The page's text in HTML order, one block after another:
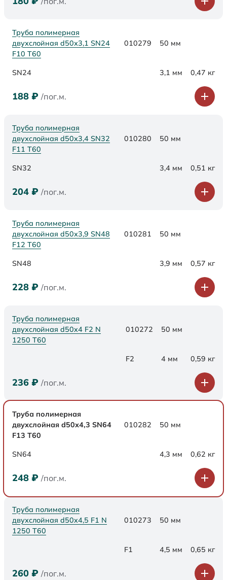
Труба полимерная
двухслойная d50х3,1 SN24
F10 Т60
010279 50 мм
SN24 3,1 мм 0,47 кг
188 ₽ /пог.м.
Труба полимерная
двухслойная d50х3,4 SN32
F11 Т60
010280 50 мм
SN32 3,4 мм 0,51 кг
204 ₽ /пог.м.
Труба полимерная
двухслойная d50х3,9 SN48
F12 Т60
010281 50 мм
SN48 3,9 мм 0,57 кг
228 ₽ /пог.м.
Труба полимерная
двухслойная d50x4 F2 N
1250 Т60
010272 50 мм
F2 4 мм 0,59 кг
236 ₽ /пог.м.
Труба полимерная
двухслойная d50х4,3 SN64
F13 Т60
010282 50 мм
SN64 4,3 мм 0,62 кг
248 ₽ /пог.м.
Труба полимерная
двухслойная d50x4,5 F1 N
1250 Т60
010273 50 мм
F1 4,5 мм 0,65 кг
260 ₽ /пог.м.